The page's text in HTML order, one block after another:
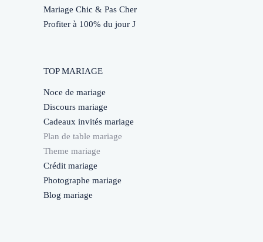
Mariage Chic & Pas Cher
Profiter à 100% du jour J
TOP MARIAGE
Noce de mariage
Discours mariage
Cadeaux invités mariage
Plan de table mariage
Theme mariage
Crédit mariage
Photographe mariage
Blog mariage